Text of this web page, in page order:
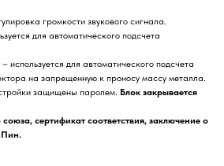
громкости звукового сигнала.
для автоматического подсчета
– используется для автоматического подсчета
на запрещенную к проносу массу металла.
защищены паролем. Блок закрывается
сертификат соответствия, заключение о